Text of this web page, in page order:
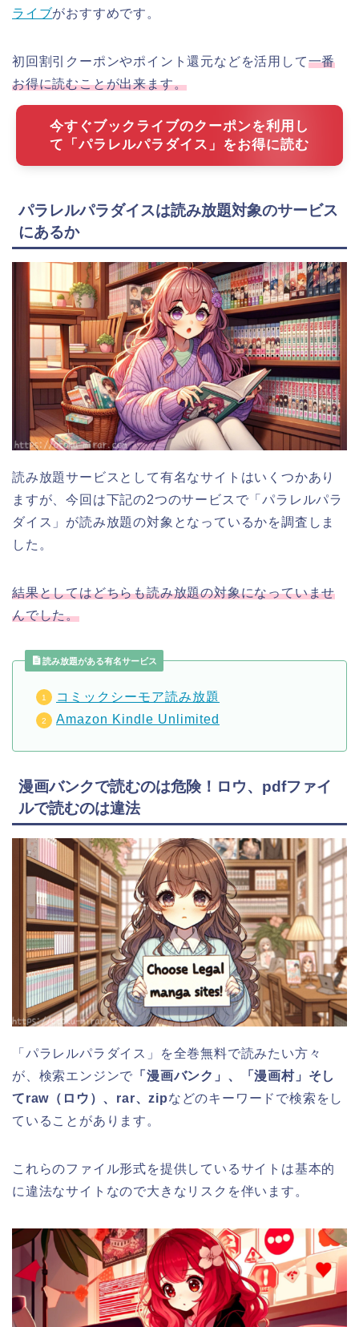
ライブがおすすめです。
初回割引クーポンやポイント還元などを活用して一番
お得に読むことが出来ます。
今すぐブックライブのクーポンを利用し
て「パラレルパラダイス」をお得に読む
パラレルパラダイスは読み放題対象のサービス
にあるか
読み放題サービスとして有名なサイトはいくつかあり
ますが、今回は下記の2つのサービスで「パラレルパラ
ダイス」が読み放題の対象となっているかを調査しま
した。
結果としてはどちらも読み放題の対象になっていませ
んでした。
読み放題がある有名サービス
コミックシーモア読み放題
Amazon Kindle Unlimited
漫画バンクで読むのは危険！ロウ、pdfファイ
ルで読むのは違法
「パラレルパラダイス」を全巻無料で読みたい方々
が、検索エンジンで 「漫画バンク」、「漫画村」そし
てraw（ロウ）、rar、zipなどのキーワードで検索をし
ていることがあります。
これらのファイル形式を提供しているサイトは基本的
に違法なサイトなので大きなリスクを伴います。